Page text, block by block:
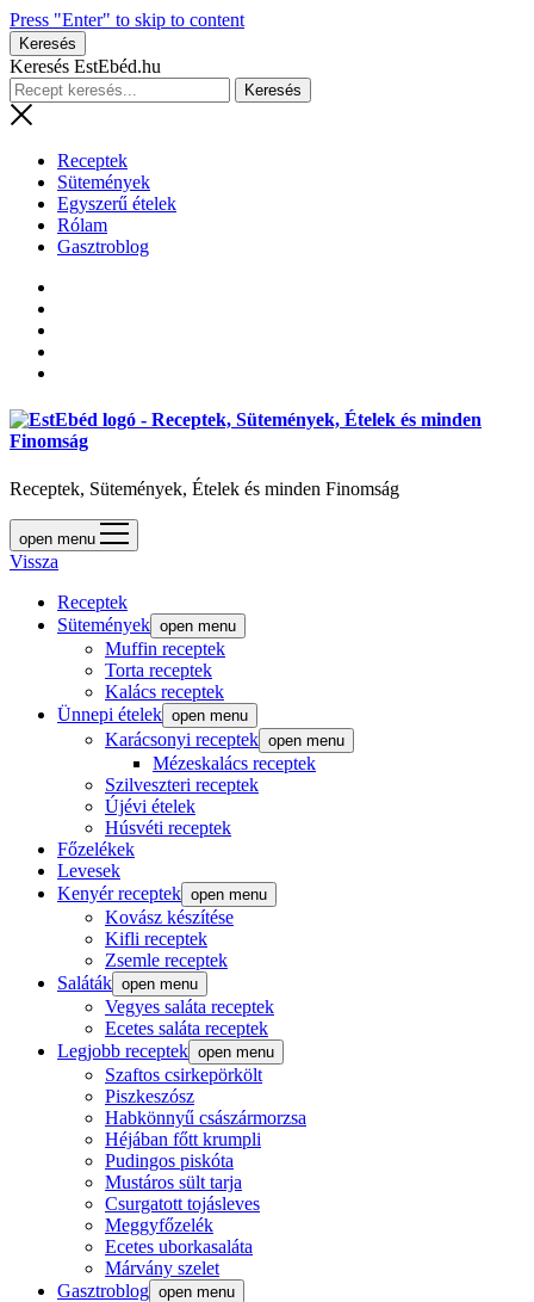
Press "Enter" to skip to content
Keresés
Keresés EstEbéd.hu
Receptek
Sütemények
Egyszerű ételek
Rólam
Gasztroblog
Receptek, Sütemények, Ételek és minden Finomság
open menu
Vissza
Receptek
Sütemények open menu
Muffin receptek
Torta receptek
Kalács receptek
Ünnepi ételek open menu
Karácsonyi receptek open menu
Mézeskalács receptek
Szilveszteri receptek
Újévi ételek
Húsvéti receptek
Főzelékek
Levesek
Kenyér receptek open menu
Kovász készítése
Kifli receptek
Zsemle receptek
Saláták open menu
Vegyes saláta receptek
Ecetes saláta receptek
Legjobb receptek open menu
Szaftos csirkepörkölt
Piszkeszósz
Habkönnyű császármorzsa
Héjában főtt krumpli
Pudingos piskóta
Mustáros sült tarja
Csurgatott tojásleves
Meggyfőzelék
Ecetes uborkasaláta
Márvány szelet
Gasztroblog open menu